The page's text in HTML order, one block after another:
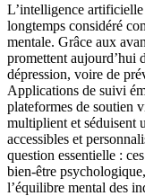
L’intelligence
longtemps considéré
mentale. Grâce aux
promettent aujourd’hui
dépression, voire de
Applications de suivi
plateformes de soutien
multiplient et séduisent
accessibles et
question essentielle :
bien-être
l’équilibre mental des